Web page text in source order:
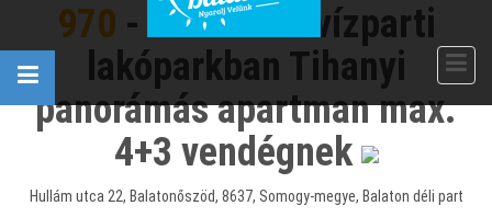
970 - Közvetlen vízparti
lakóparkban Tihanyi
panorámás apartman max.
4+3 vendégnek
Hullám utca 22, Balatonőszöd, 8637, Somogy-megye, Balaton déli part